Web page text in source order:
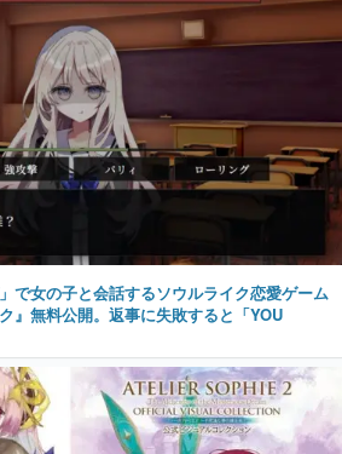
で女の子と会話するソウルライク恋愛ゲーム
』無料公開。返事に失敗すると「YOU